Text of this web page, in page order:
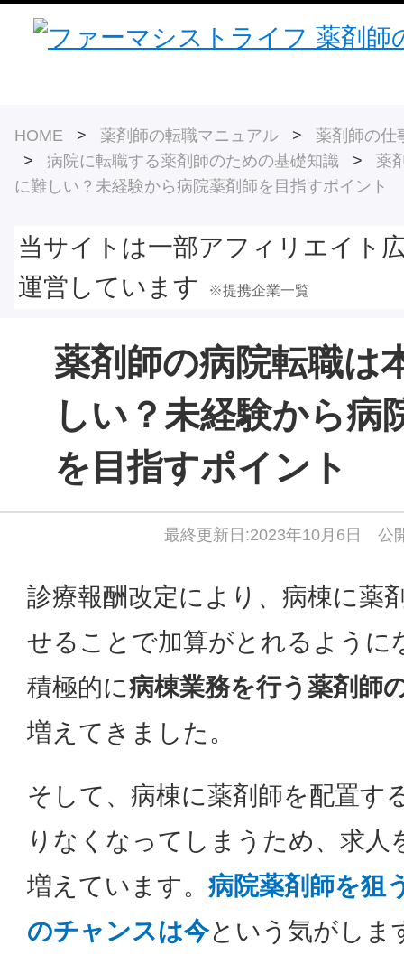
HOME > 薬剤師の転職マニュアル > 薬剤師の仕
> 病院に転職する薬剤師のための基礎知識 > 薬
に難しい？未経験から病院薬剤師を目指すポイント
当サイトは一部アフィリエイト
運営しています
※提携企業一覧
薬剤師の病院転職は
しい？未経験から病
を目指すポイント
最終更新日:2023年10月6日 公
診療報酬改定により、病棟に薬
せることで加算がとれるように
積極的に病棟業務を行う薬剤師
増えてきました。
そして、病棟に薬剤師を配置す
りなくなってしまうため、求人
増えています。 病院薬剤師を狙
のチャンスは今という気がしま